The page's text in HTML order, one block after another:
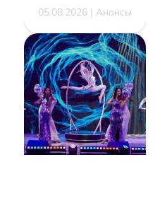
05.08.2026 | Анонсы